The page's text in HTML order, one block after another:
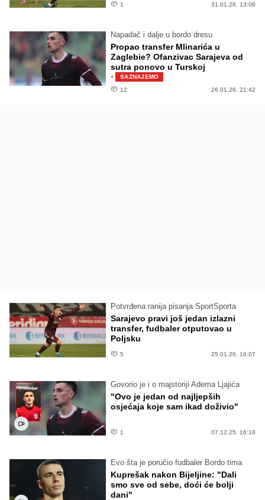
1 31.01.26. 13:08
Napadač i dalje u bordo dresu
Propao transfer Mlinarića u
Zaglebie? Ofanzivac Sarajeva od
sutra ponovo u Turskoj
·
SAZNAJEMO
12
26.01.26. 21:42
Potvrđena ranija pisanja SportSporta
Sarajevo pravi još jedan izlazni
transfer, fudbaler otputovao u
Poljsku
5 25.01.26. 16:07
Govorio je i o majstoriji Adema Ljajića
"Ovo je jedan od najljepših
osjećaja koje sam ikad doživio"
1 07.12.25. 16:18
Evo šta je poručio fudbaler Bordo tima
Kuprešak nakon Bijeljine: "Dali
smo sve od sebe, doći će bolji
dani"